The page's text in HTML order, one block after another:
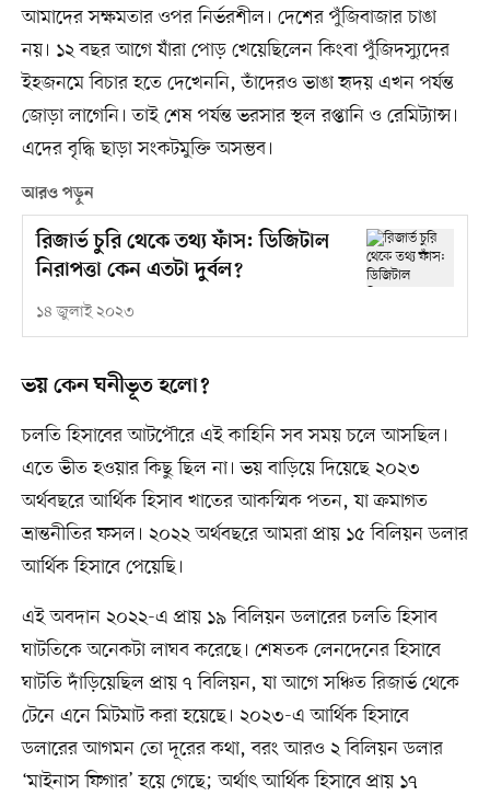
আমাদের সক্ষমতার ওপর নির্ভরশীল। দেশের পুঁজিবাজার চাঙা
নয়। ১২ বছর আগে যাঁরা পোড় খেয়েছিলেন কিংবা পুঁজিদস্যুদের
ইহজনমে বিচার হতে দেখেননি, তাঁদেরও ভাঙা হৃদয় এখন পর্যন্ত
জোড়া লাগেনি। তাই শেষ পর্যন্ত ভরসার স্থল রপ্তানি ও রেমিট্যান্স।
এদের বৃদ্ধি ছাড়া সংকটমুক্তি অসম্ভব।
আরও পড়ুন
রিজার্ভ চুরি থেকে তথ্য ফাঁস: ডিজিটাল
নিরাপত্তা কেন এতটা দুর্বল?
১৪ জুলাই ২০২৩
ভয় কেন ঘনীভূত হলো?
চলতি হিসাবের আটপৌরে এই কাহিনি সব সময় চলে আসছিল।
এতে ভীত হওয়ার কিছু ছিল না। ভয় বাড়িয়ে দিয়েছে ২০২৩
অর্থবছরে আর্থিক হিসাব খাতের আকস্মিক পতন, যা ক্রমাগত
ভ্রান্তনীতির ফসল। ২০২২ অর্থবছরে আমরা প্রায় ১৫ বিলিয়ন ডলার
আর্থিক হিসাবে পেয়েছি।
এই অবদান ২০২২-এ প্রায় ১৯ বিলিয়ন ডলারের চলতি হিসাব
ঘাটতিকে অনেকটা লাঘব করেছে। শেষতক লেনদেনের হিসাবে
ঘাটতি দাঁড়িয়েছিল প্রায় ৭ বিলিয়ন, যা আগে সঞ্চিত রিজার্ভ থেকে
টেনে এনে মিটমাট করা হয়েছে। ২০২৩-এ আর্থিক হিসাবে
ডলারের আগমন তো দূরের কথা, বরং আরও ২ বিলিয়ন ডলার
‘মাইনাস ফিগার’ হয়ে গেছে; অর্থাৎ আর্থিক হিসাবে প্রায় ১৭